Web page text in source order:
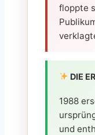
floppte
DIE
1988
und